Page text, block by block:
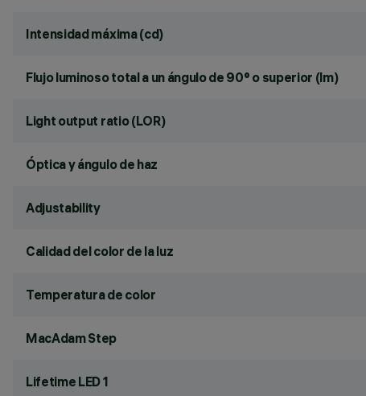
Intensidad máxima (cd)
Flujo luminoso total a un ángulo de 90° o superior (lm)
Light output ratio (LOR)
Óptica y ángulo de haz
Adjustability
Calidad del color de la luz
Temperatura de color
MacAdam Step
Lifetime LED 1